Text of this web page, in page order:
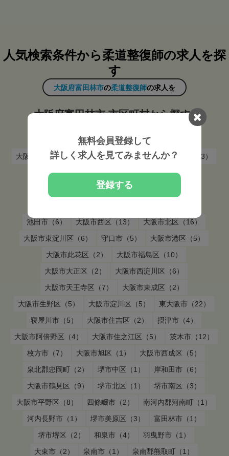
人気検索条件から柔道整復師の求人を探
す
大阪府富田林市の柔道整復師の求人を
大阪府富田林市 市区町村から探す
泉佐野市（4） 松原市（6）
泉大津市（6）
大阪市東住吉区（5）
大阪市中央区（19）
高槻市（13）
大阪市城東区（8）
八尾市（9）
箕面市（4）
大阪市都島区（5）
池田市（6）
大阪市西区（13）
大阪市北区（16）
大阪市東淀川区（6）
守口市（5）
大阪市港区（5）
大阪市此花区（2）
大阪市福島区（10）
大阪市大正区（2）
大阪市西淀川区（6）
大阪市天王寺区（7）
大阪市東成区（2）
大阪市生野区（5）
大阪市淀川区（5）
東大阪市（22）
寝屋川市（5）
大阪市住吉区（2）
摂津市（4）
大阪市阿倍野区（4）
大阪市住之江区（5）
茨木市（12）
枚方市（7）
大阪市旭区（1）
大阪市西成区（5）
泉北郡忠岡町（2）
堺市中区（1）
岸和田市（6）
大阪市鶴見区（9）
堺市北区（1）
堺市南区（3）
大阪市平野区（8）
四條畷市（2）
南河内郡河南町（1）
河内長野市（1）
堺市美原区（3）
富田林市（1）
堺市堺区（2）
和泉市（4）
羽曳野市（1）
大東市（2）
泉南市（1）
泉南郡熊取町（1）
無料会員登録して
詳しく求人を見てみませんか？
登録する